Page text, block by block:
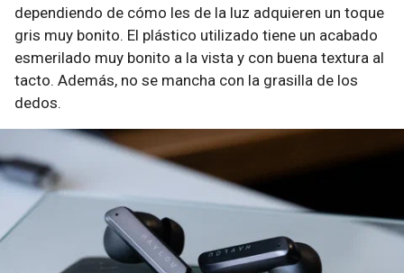
dependiendo de cómo les de la luz adquieren un toque
gris muy bonito. El plástico utilizado tiene un acabado
esmerilado muy bonito a la vista y con buena textura al
tacto. Además, no se mancha con la grasilla de los
dedos.